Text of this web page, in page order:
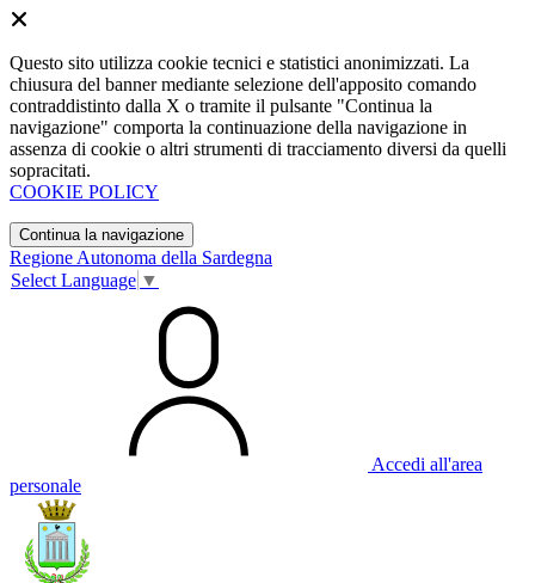
Questo sito utilizza cookie tecnici e statistici anonimizzati. La
chiusura del banner mediante selezione dell'apposito comando
contraddistinto dalla X o tramite il pulsante "Continua la
navigazione" comporta la continuazione della navigazione in
assenza di cookie o altri strumenti di tracciamento diversi da quelli
sopracitati.
COOKIE POLICY
Continua la navigazione
Regione Autonoma della Sardegna
Select Language ▼
Accedi all'area
personale